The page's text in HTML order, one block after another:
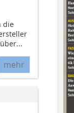
die
mehr